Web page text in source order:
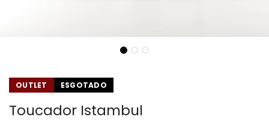
OUTLET ESGOTADO
Toucador Istambul